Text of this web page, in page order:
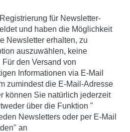
für Newsletter-
und haben die Möglichkeit
Newsletter erhalten, zu
auszuwählen, keine
den Versand von
Informationen via E-Mail
zumindest die E-Mail-Adresse
können Sie natürlich jederzeit
über die Funktion "
Newsletters oder per E-Mail
an